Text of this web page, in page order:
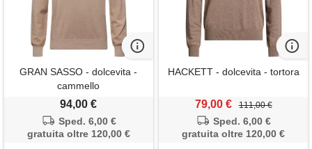
GRAN SASSO - dolcevita -
cammello
94,00 €
Sped. 6,00 €
gratuita oltre 120,00 €
HACKETT - dolcevita - tortora
79,00 € 111,00 €
Sped. 6,00 €
gratuita oltre 120,00 €